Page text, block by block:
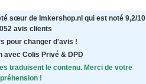
sœur de Imkershop.nl qui est noté 9,2/10
avis clients
pour changer d'avis !
avec Colis Privé & DPD
traduisent le contenu. Merci de votre
!